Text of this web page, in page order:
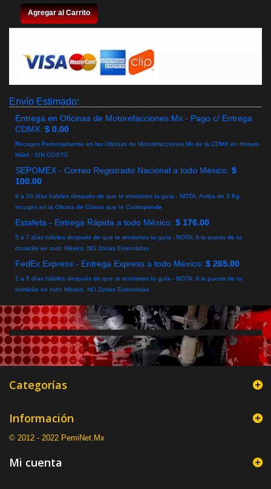
Agregar al Carrito
Envío Estimado:
Entrega en Oficinas de Motorefacciones.Mx - Pago c/ Entrega
CDMX: $ 0.00
Recoges Personalmente en las Oficinas de Motorefacciones.Mx de la CDMX en Horario
Hábil - SIN COSTO
SEPOMEX - Correo Registrado Nacional a todo México: $
100.00
9 a 20 días habiles después de que te enviamos tu guía - NOTA: Arriba de 3 Kg
recoges en la Oficina de Correo que te Corresponde
Estafeta - Entrega Rápida a todo México: $ 176.00
5 a 7 días hábiles después de que te enviamos tu guía - NOTA: A la puerta de tu
domicilio en todo México, NO Zonas Extendidas
FedEx Express - Entrega Express a todo México: $ 265.00
2 a 5 días hábiles después de que te enviamos tu guía - NOTA: A la puerta de tu
domicilio en todo México, NO Zonas Extendidas
Categorías
Información
© 2012 - 2022 PemiNet.Mx
Mi cuenta